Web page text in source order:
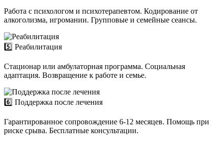
Работа с психологом и психотерапевтом. Кодирование от
алкоголизма, игромании. Групповые и семейные сеансы.
5️⃣ Реабилитация
Стационар или амбулаторная программа. Социальная
адаптация. Возвращение к работе и семье.
6️⃣ Поддержка после лечения
Гарантированное сопровождение 6-12 месяцев. Помощь при
риске срыва. Бесплатные консультации.